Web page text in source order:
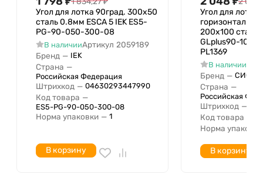
Угол для лотка 90град. 300х50
сталь 0.8мм ESCA 5 IEK ES5-
PG-90-050-300-08
В наличииАртикул 2059189
Бренд — IEK
Страна —
Российская Федерация
Штрихкод — 04630293447990
Код товара —
ES5-PG-90-050-300-08
Норма упаковки — 1
В корзину
Угол для лотка
200х100
GLplus90-100-
PL1369
В наличии
Бренд —
Страна —
Российская
Штрихкод —
Код товара
Норма упаковки
В корзину